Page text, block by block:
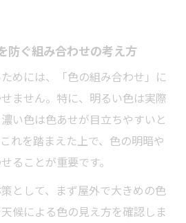
防ぐ組み合わせの考え方
めには、「色の組み合わせ」に
ません。特に、明るい色は実際
い色は色あせが目立ちやすいと
れを踏まえた上で、色の明暗や
ることが重要です。
として、まず屋外で大きめの色
候による色の見え方を確認しま